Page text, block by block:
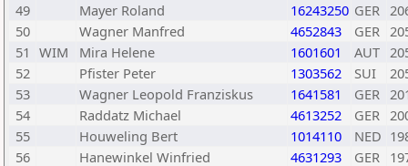
49
Mayer Roland 16243250 GER
50
Wagner Manfred 4652843 GER
51 WIM Mira Helene 1601601 AUT
52
Pfister Peter 1303562 SUI
53
Wagner Leopold Franziskus 1641581 GER
54
Raddatz Michael 4613252 GER
55
Houweling Bert 1014110 NED
56
Hanewinkel Winfried 4631293 GER